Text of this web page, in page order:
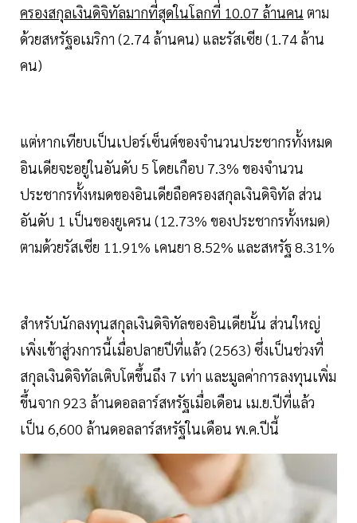
ครองสกุลเงินดิจิทัลมากที่สุดในโลกที่ 10.07 ล้านคน ตาม
ด้วยสหรัฐอเมริกา (2.74 ล้านคน) และรัสเซีย (1.74 ล้าน
คน)
แต่หากเทียบเป็นเปอร์เซ็นต์ของจำนวนประชากรทั้งหมด
อินเดียจะอยู่ในอันดับ 5 โดยเกือบ 7.3% ของจำนวน
ประชากรทั้งหมดของอินเดียถือครองสกุลเงินดิจิทัล ส่วน
อันดับ 1 เป็นของยูเครน (12.73% ของประชากรทั้งหมด)
ตามด้วยรัสเซีย 11.91% เคนยา 8.52% และสหรัฐ 8.31%
สำหรับนักลงทุนสกุลเงินดิจิทัลของอินเดียนั้น ส่วนใหญ่
เพิ่งเข้าสู่วงการนี้เมื่อปลายปีที่แล้ว (2563) ซึ่งเป็นช่วงที่
สกุลเงินดิจิทัลเติบโตขึ้นถึง 7 เท่า และมูลค่าการลงทุนเพิ่ม
ขึ้นจาก 923 ล้านดอลลาร์สหรัฐเมื่อเดือน เม.ย.ปีที่แล้ว
เป็น 6,600 ล้านดอลลาร์สหรัฐในเดือน พ.ค.ปีนี้